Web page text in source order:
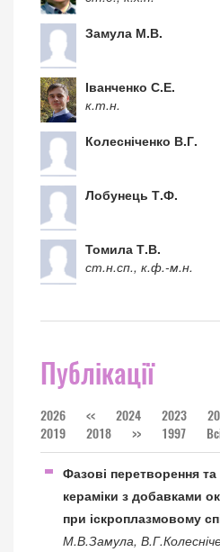
Замула М.В.
Іванченко С.Е.
к.т.н.
Колесніченко В.Г.
Лобунець Т.Ф.
Томила Т.В.
ст.н.сп., к.ф.-м.н.
Публікації
2026 << 2024 2023
2019
2018 >> 1997
Фазові перетворення та
кераміки з добавками
при іскроплазмовому
М.В.Замула,